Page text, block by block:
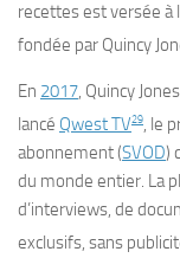
recettes est versée à
fondée par Quincy
En 2017, Quincy
lancé Qwest TV29, le
abonnement (SVOD)
du monde entier. La
d’interviews, de
exclusifs, sans